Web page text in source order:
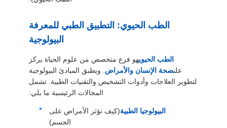
الطب الحيوي: التطبيق الطبي للمعرفة
البيولوجية
الطب الحيويهو فرع متخصص من علوم الحياة يركز
علىصحة الإنسان والأمراض. ويطبق المبادئ البيولوجية
لتطوير العلاجات وأدوات التشخيص والتقنيات الطبية. تشمل
المجالات الرئيسية ما يلي:
البيولوجيا الطبية(كيف تؤثر الأمراض على
الجسم)